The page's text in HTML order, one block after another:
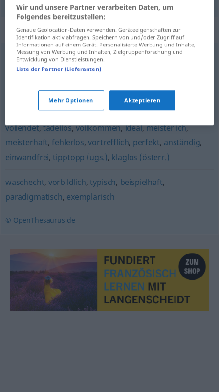
Synonyme für "mustergültig"
zeitlos,vollendet,klassisch
maßgebend
fehlerfrei,makellos,bravourös,vorzüglich,vorbildlich
vollendet,tadellos,vollkommen,ideal,meisterlich,
meisterhaft,fehlerlos,vortrefflich, perfekt, anständig,
einwandfrei,tipptopp (ugs.), klaglos (österr.)
waschecht, vorbildlich,typisch, beispielhaft,
paradigmatisch, exemplarisch
© OpenThesaurus.de
Wir und unsere Partner verarbeiten Daten, um
Folgendes bereitzustellen:
Genaue Geolocation-Daten verwenden. Geräteeigenschaften zur
Identifikation aktiv abfragen. Speichern von und/oder Zugriff auf
Informationen auf einem Gerät. Personalisierte Werbung und Inhalte,
Messung von Werbung und Inhalten, Zielgruppenforschung und
Entwicklung von Dienstleistungen.
Liste der Partner (Lieferanten)
Mehr Optionen Akzeptieren